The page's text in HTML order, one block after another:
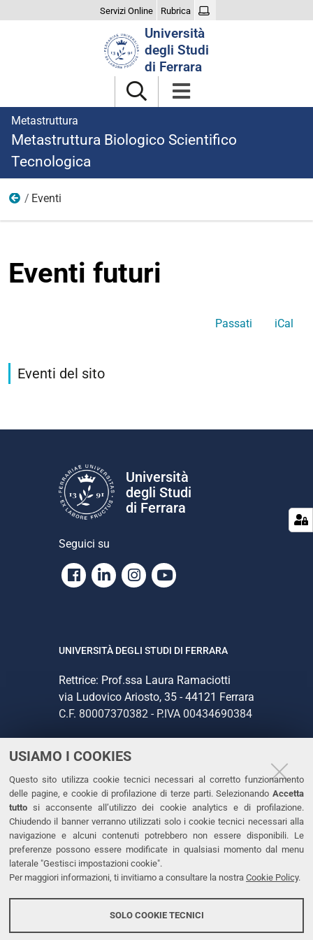
USIAMO I COOKIES
Questo sito utilizza cookie tecnici necessari al corretto funzionamento
delle pagine, e cookie di profilazione di terze parti. Selezionando Accetta
tutto si acconsente all’utilizzo dei cookie analytics e di profilazione.
Chiudendo il banner verranno utilizzati solo i cookie tecnici necessari alla
navigazione e alcuni contenuti potrebbero non essere disponibili. Le
preferenze possono essere modificate in qualsiasi momento dal menu
laterale "Gestisci impostazioni cookie".
Per maggiori informazioni, ti invitiamo a consultare la nostra Cookie Policy.
SOLO COOKIE TECNICI
Servizi Online Rubrica
Università
degli Studi
di Ferrara
Metastruttura
Metastruttura Biologico Scientifico
Tecnologica
Home
Eventi
Eventi futuri
Passati iCal
Eventi del sito
Università
degli Studi
di Ferrara
Seguici su
Facebook
LinkedinInstagram
Youtube
UNIVERSITÀ DEGLI STUDI DI FERRARA
Rettrice: Prof.ssa Laura Ramaciotti
via Ludovico Ariosto, 35 - 44121 Ferrara
C.F. 80007370382 - P.IVA 00434690384
CONTATTI
Tel. +39 0532 293111
Fax. +39 0532 293031
PEC
LINKS
Dichiarazione di accessibilità
Protezione dati personali